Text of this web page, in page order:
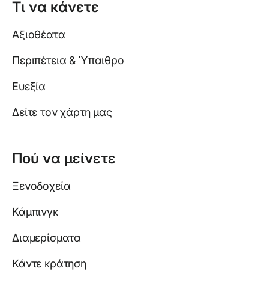
Τι να κάνετε
Αξιοθέατα
Περιπέτεια & Ύπαιθρο
Ευεξία
Δείτε τον χάρτη μας
Πού να μείνετε
Ξενοδοχεία
Κάμπινγκ
Διαμερίσματα
Κάντε κράτηση